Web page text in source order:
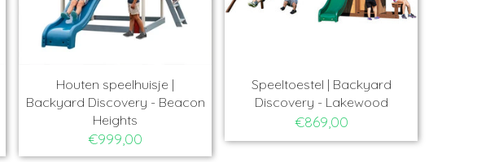
Houten speelhuisje |
Backyard Discovery - Beacon
Heights
€999,00
Speeltoestel | Backyard
Discovery - Lakewood
€869,00